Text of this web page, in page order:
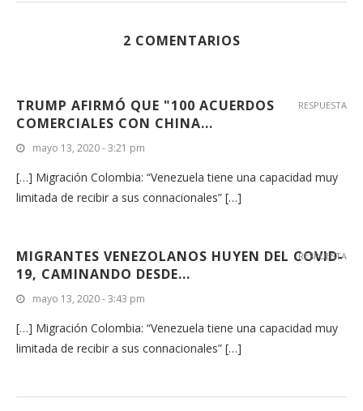
2 COMENTARIOS
TRUMP AFIRMÓ QUE "100 ACUERDOS
COMERCIALES CON CHINA...
mayo 13, 2020 - 3:21 pm
[…] Migración Colombia: “Venezuela tiene una capacidad muy
limitada de recibir a sus connacionales” […]
RESPUESTA
MIGRANTES VENEZOLANOS HUYEN DEL COVID-
19, CAMINANDO DESDE...
mayo 13, 2020 - 3:43 pm
[…] Migración Colombia: “Venezuela tiene una capacidad muy
limitada de recibir a sus connacionales” […]
RESPUESTA